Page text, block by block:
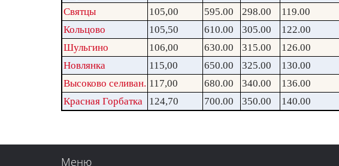
Святцы
105,00 595.00 298.00 119.00
Кольцово
105,50 610.00 305.00 122.00
Шульгино
106,00 630.00 315.00 126.00
Новлянка
115,00 650.00 325.00 130.00
Высоково селиван. 117,00 680.00 340.00 136.00
Красная Горбатка
124,70 700.00 350.00 140.00
Меню